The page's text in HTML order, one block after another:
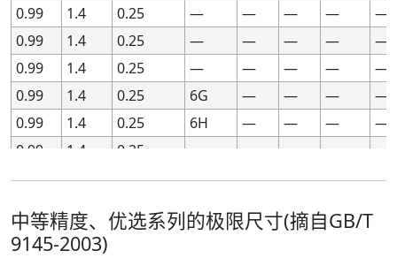
0.99
1.4 0.25 — — — —
—
0.99
1.4 0.25 — — — —
—
0.99
1.4 0.25 — — — —
—
0.99
1.4 0.25 6G — — —
—
0.99
1.4 0.25 6H — — —
—
0.99
1.4 0.25
0.99
1.4 0.25 7G — — —
—
0.99
1.4 0.25 8G — — —
0.99
1.4 0.25 — — — —
—
0.99
1.4 0.25 — — — —
—
0.99
1.4 0.25 — — — —
—
0.99
1.4 0.25 6G — — —
—
0.99
1.4 0.25 6H — — —
—
0.99
1.4 0.25
0.99
1.4 0.25 7G — — —
—
0.99
1.4 0.25 8G — — —
中等精度、优选系列的极限尺寸(摘自GB/T
9145-2003)